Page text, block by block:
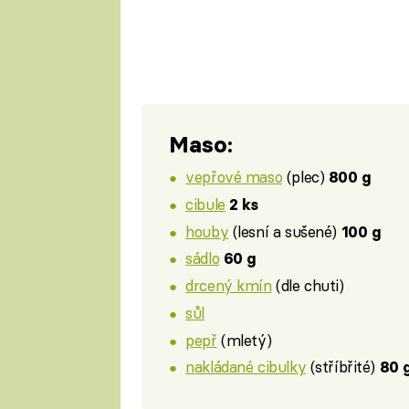
Maso:
vepřové maso (plec) 800 g
cibule 2 ks
houby (lesní a sušené) 100 g
sádlo 60 g
drcený kmín(dle chuti)
sůl
pepř (mletý)
nakládané cibulky (stříbřité) 80